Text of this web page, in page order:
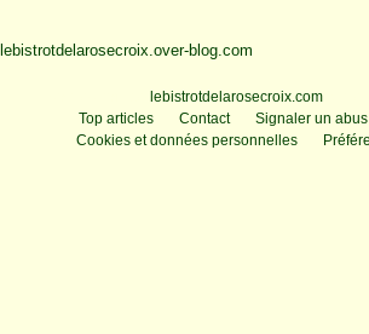
lebistrotdelarosecroix.over-blog.com
lebistrotdelarosecroix.com
Top articles
Contact Signaler un abus
Cookies et données personnelles